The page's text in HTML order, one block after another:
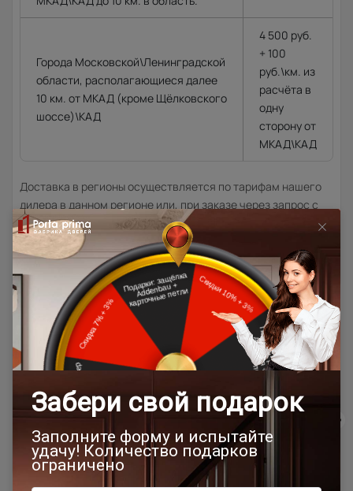
Города Московской\Ленинградской
области, располагающиеся далее
10 км. от МКАД (кроме Щёлковского
шоссе)\КАД
4 500 руб.
+ 100
руб.\км. из
расчёта в
одну
сторону от
МКАД\КАД
Доставка в регионы осуществляется по тарифам нашего
дилера в данном регионе или, при заказе через запрос с
сайта, отдельно рассчитывается менеджером интернет-
магазина.
Подробная информация о доставке
Товар относится к категориям:
500x1900 Межкомнатные двери 55х190 см
900x2000
Лайт-грей ST 800x2000 900x2200 500x1950
650x2000
700x2200
900x1900 850x2000 700x2100 900x2300
900x2400 750x2000 1200x2000